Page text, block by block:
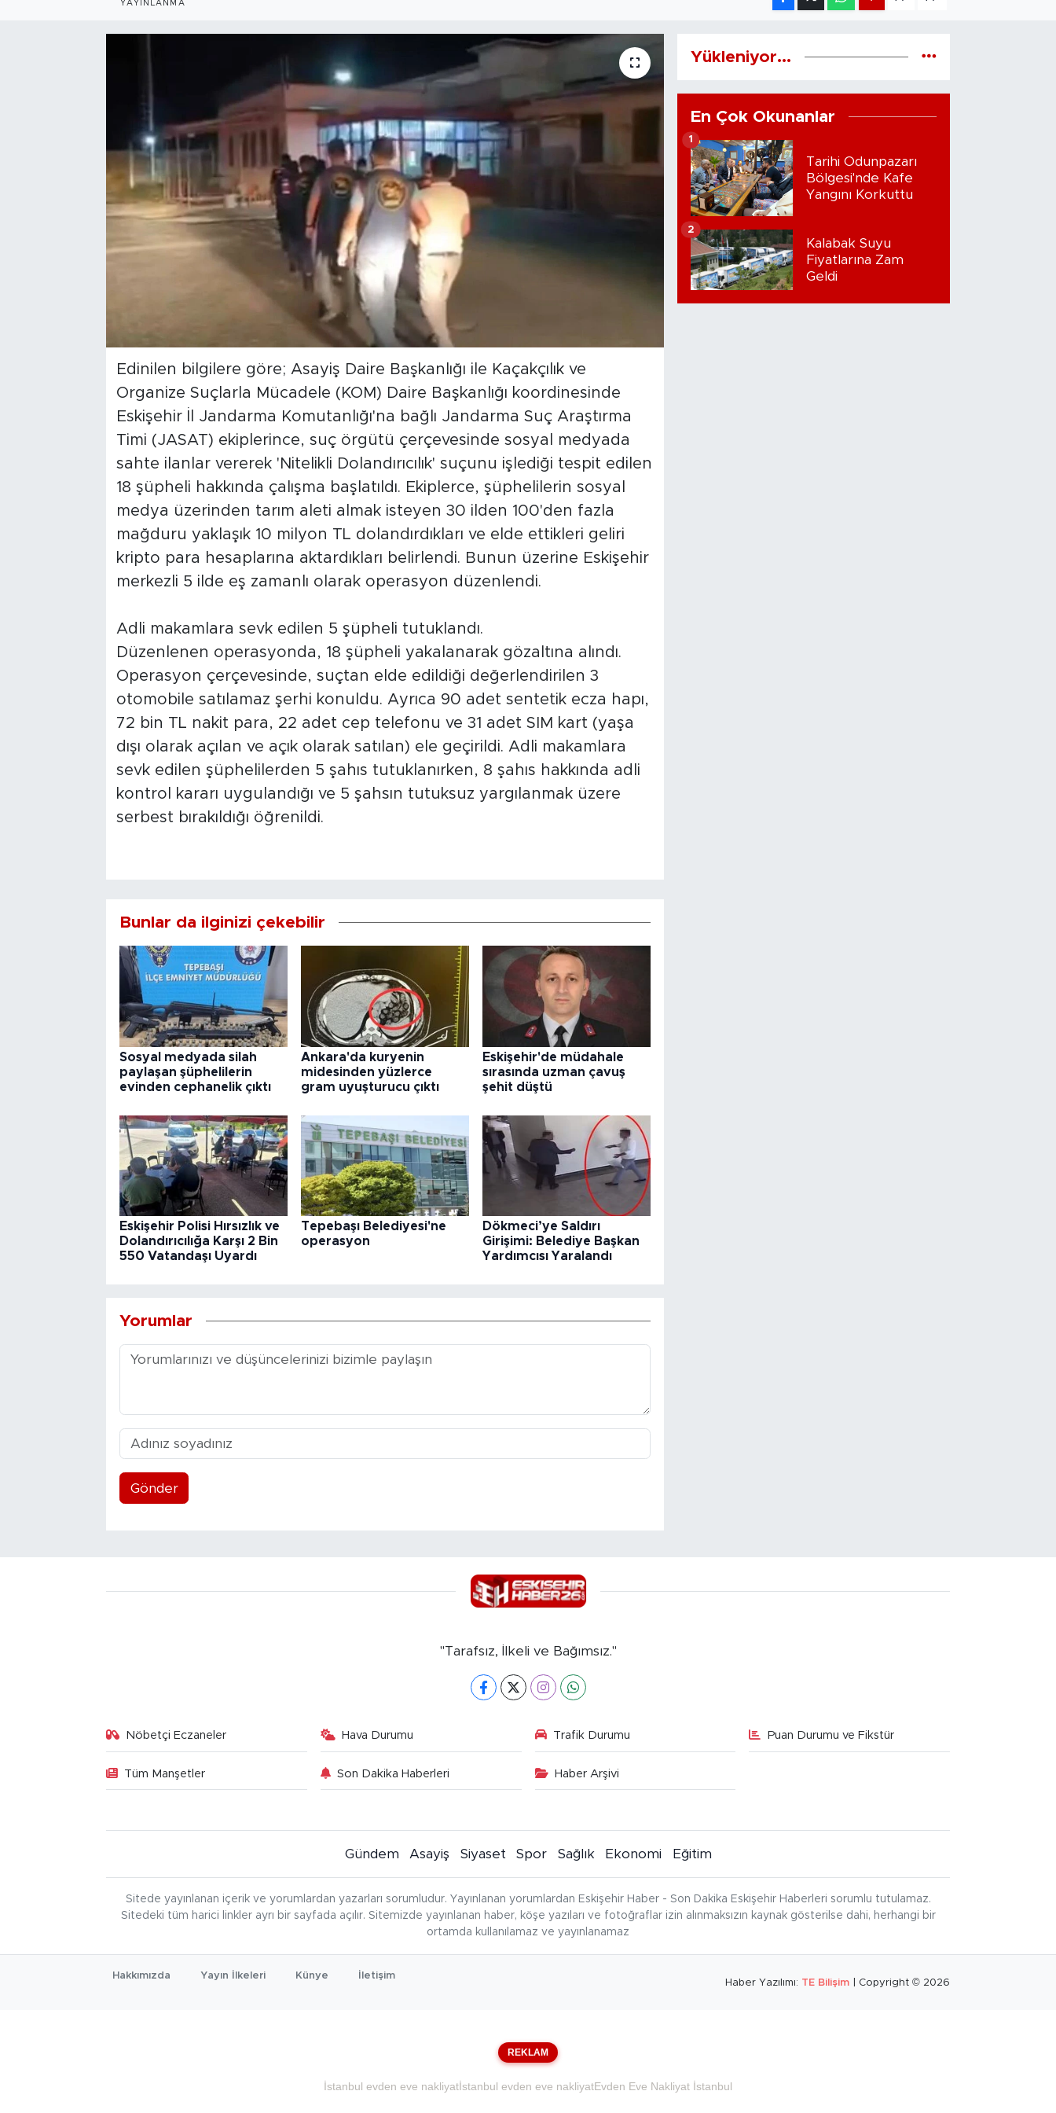
YAYINLANMA
Edinilen bilgilere göre; Asayiş Daire Başkanlığı ile Kaçakçılık ve
Organize Suçlarla Mücadele (KOM) Daire Başkanlığı koordinesinde
Eskişehir İl Jandarma Komutanlığı'na bağlı Jandarma Suç Araştırma
Timi (JASAT) ekiplerince, suç örgütü çerçevesinde sosyal medyada
sahte ilanlar vererek 'Nitelikli Dolandırıcılık' suçunu işlediği tespit edilen
18 şüpheli hakkında çalışma başlatıldı. Ekiplerce, şüphelilerin sosyal
medya üzerinden tarım aleti almak isteyen 30 ilden 100'den fazla
mağduru yaklaşık 10 milyon TL dolandırdıkları ve elde ettikleri geliri
kripto para hesaplarına aktardıkları belirlendi. Bunun üzerine Eskişehir
merkezli 5 ilde eş zamanlı olarak operasyon düzenlendi.
Adli makamlara sevk edilen 5 şüpheli tutuklandı.
Düzenlenen operasyonda, 18 şüpheli yakalanarak gözaltına alındı.
Operasyon çerçevesinde, suçtan elde edildiği değerlendirilen 3
otomobile satılamaz şerhi konuldu. Ayrıca 90 adet sentetik ecza hapı,
72 bin TL nakit para, 22 adet cep telefonu ve 31 adet SIM kart (yaşa
dışı olarak açılan ve açık olarak satılan) ele geçirildi. Adli makamlara
sevk edilen şüphelilerden 5 şahıs tutuklanırken, 8 şahıs hakkında adli
kontrol kararı uygulandığı ve 5 şahsın tutuksuz yargılanmak üzere
serbest bırakıldığı öğrenildi.
Bunlar da ilginizi çekebilir
Sosyal medyada silah
paylaşan şüphelilerin
evinden cephanelik çıktı
Ankara'da kuryenin
midesinden yüzlerce
gram uyuşturucu çıktı
Eskişehir'de müdahale
sırasında uzman çavuş
şehit düştü
Eskişehir Polisi Hırsızlık ve
Dolandırıcılığa Karşı 2 Bin
550 Vatandaşı Uyardı
Tepebaşı Belediyesi'ne
operasyon
Dökmeci’ye Saldırı
Girişimi: Belediye Başkan
Yardımcısı Yaralandı
Yorumlar
Gönder
Yükleniyor...
En Çok Okunanlar
Tarihi Odunpazarı
Bölgesi'nde Kafe
Yangını Korkuttu
1
Kalabak Suyu
Fiyatlarına Zam
Geldi
2
"Tarafsız, İlkeli ve Bağımsız."
Nöbetçi Eczaneler Hava Durumu Trafik Durumu Puan Durumu ve Fikstür
Tüm Manşetler Son Dakika Haberleri Haber Arşivi
Gündem Asayiş Siyaset Spor Sağlık Ekonomi Eğitim
Sitede yayınlanan içerik ve yorumlardan yazarları sorumludur. Yayınlanan yorumlardan Eskişehir Haber - Son Dakika Eskişehir Haberleri sorumlu tutulamaz.
Sitedeki tüm harici linkler ayrı bir sayfada açılır. Sitemizde yayınlanan haber, köşe yazıları ve fotoğraflar izin alınmaksızın kaynak gösterilse dahi, herhangi bir
ortamda kullanılamaz ve yayınlanamaz
Hakkımızda Yayın İlkeleri Künye İletişim
Haber Yazılımı: TE Bilişim | Copyright © 2026
REKLAM
İstanbul evden eve nakliyatİstanbul evden eve nakliyatEvden Eve Nakliyat İstanbul